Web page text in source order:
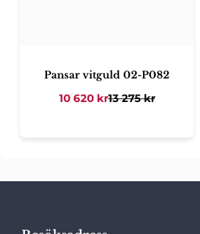
Pansar vitguld 02-P082
10 620kr13 275kr